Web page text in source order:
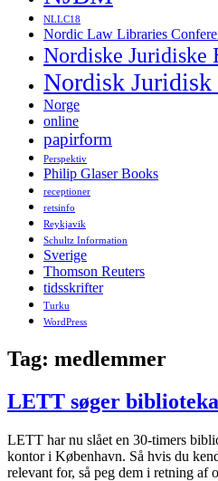
NLLC18
Nordic Law Libraries
Nordiske Juridiske
Nordisk
Norge
online
papirform
Perspektiv
Philip Glaser Books
receptioner
retsinfo
Reykjavik
Schultz Information
Sverige
Thomson Reuters
tidsskrifter
Turku
WordPress
Tag: medlemmer
LETT søger
LETT har nu slået en 30-timers
kontor i København. Så hvis du
relevant for, så peg dem i retning af